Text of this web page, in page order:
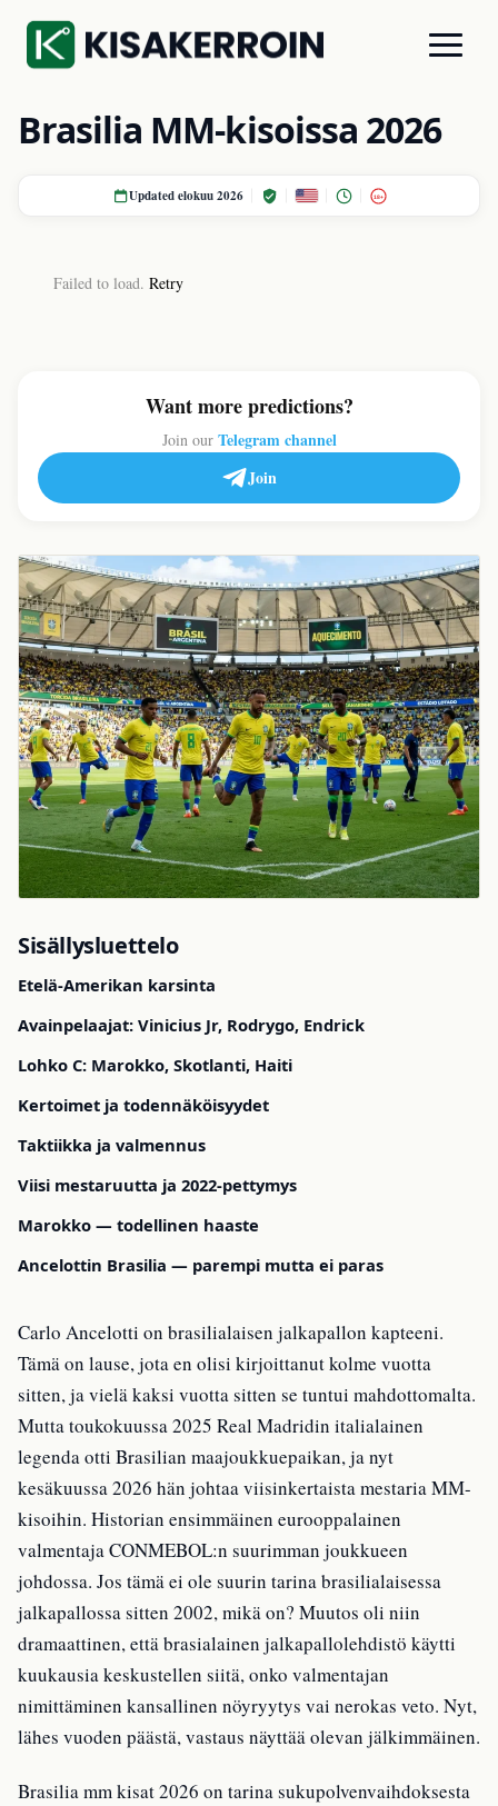
Brasilia MM-kisoissa 2026
Updated elokuu 2026 18+
Failed to load. Retry
Want more predictions?
Join our Telegram channel
Join
Sisällysluettelo
Etelä-Amerikan karsinta
Avainpelaajat: Vinicius Jr, Rodrygo, Endrick
Lohko C: Marokko, Skotlanti, Haiti
Kertoimet ja todennäköisyydet
Taktiikka ja valmennus
Viisi mestaruutta ja 2022-pettymys
Marokko — todellinen haaste
Ancelottin Brasilia — parempi mutta ei paras
Carlo Ancelotti on brasilialaisen jalkapallon kapteeni.
Tämä on lause, jota en olisi kirjoittanut kolme vuotta
sitten, ja vielä kaksi vuotta sitten se tuntui mahdottomalta.
Mutta toukokuussa 2025 Real Madridin italialainen
legenda otti Brasilian maajoukkuepaikan, ja nyt
kesäkuussa 2026 hän johtaa viisinkertaista mestaria MM-
kisoihin. Historian ensimmäinen eurooppalainen
valmentaja CONMEBOL:n suurimman joukkueen
johdossa. Jos tämä ei ole suurin tarina brasilialaisessa
jalkapallossa sitten 2002, mikä on? Muutos oli niin
dramaattinen, että brasialainen jalkapallolehdistö käytti
kuukausia keskustellen siitä, onko valmentajan
nimittäminen kansallinen nöyryytys vai nerokas veto. Nyt,
lähes vuoden päästä, vastaus näyttää olevan jälkimmäinen.
Brasilia mm kisat 2026 on tarina sukupolvenvaihdoksesta